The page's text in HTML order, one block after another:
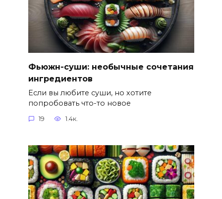
Фьюжн-суши: необычные сочетания
ингредиентов
Если вы любите суши, но хотите
попробовать что-то новое
19 1.4к.